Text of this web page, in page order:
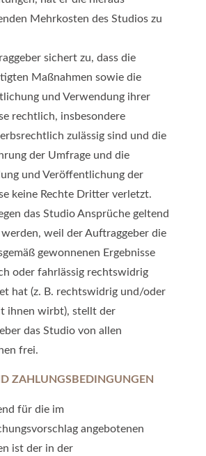
Mehrkosten des Studios zu
sichert zu, dass die
Maßnahmen sowie die
und Verwendung ihrer
rechtlich, insbesondere
zulässig sind und die
der Umfrage und die
und Veröffentlichung der
keine Rechte Dritter verletzt.
das Studio Ansprüche geltend
weil der Auftraggeber die
gewonnenen Ergebnisse
oder fahrlässig rechtswidrig
hat (z. B. rechtswidrig und/oder
ihnen wirbt), stellt der
das Studio von allen
frei.
ZAHLUNGSBEDINGUNGEN
für die im
angebotenen
ist der in der